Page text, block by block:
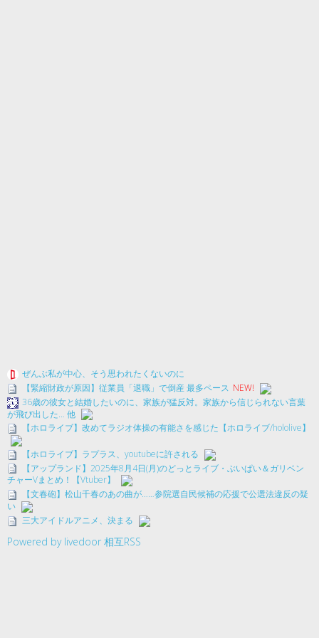
ぜんぶ私が中心、そう思われたくないのに
【緊縮財政が原因】従業員「退職」で倒産 最多ペース NEW!
36歳の彼女と結婚したいのに、家族が猛反対。家族から信じられない言葉
が飛び出した… 他
【ホロライブ】改めてラジオ体操の有能さを感じた【ホロライブ/hololive】
【ホロライブ】ラプラス、youtubeに許される
【アップランド】2025年8月4日(月)のどっとライブ・ぶいぱい＆ガリベン
チャーVまとめ！【Vtuber】
【文春砲】松山千春のあの曲が……参院選自民候補の応援で公選法違反の疑
い
三大アイドルアニメ、決まる
Powered by livedoor 相互RSS